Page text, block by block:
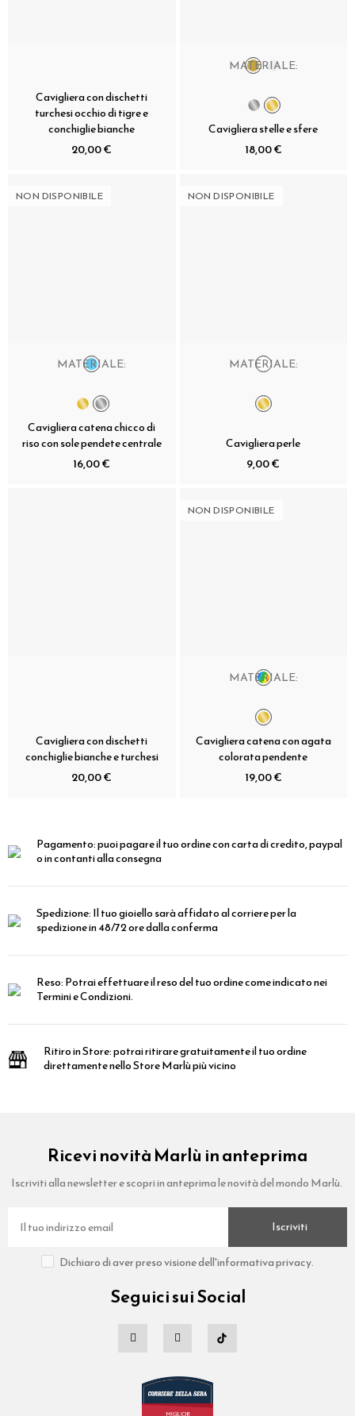
Cavigliera con dischetti
turchesi occhio di tigre e
conchiglie bianche
20,00 €
MATERIALE:
Cavigliera stelle e sfere
18,00 €
NON DISPONIBILE
MATERIALE:
Cavigliera catena chicco di
riso con sole pendete centrale
16,00 €
NON DISPONIBILE
MATERIALE:
Cavigliera perle
9,00 €
Cavigliera con dischetti
conchiglie bianche e turchesi
20,00 €
NON DISPONIBILE
MATERIALE:
Cavigliera catena con agata
colorata pendente
19,00 €
Pagamento:puoi pagare il tuo ordine con carta di credito, paypal
o in contanti alla consegna
Spedizione:Il tuo gioiello sarà affidato al corriere per la
spedizione in 48/72 ore dalla conferma
Reso:Potrai effettuare il reso del tuo ordine come indicato nei
Termini e Condizioni.
Ritiro in Store:potrai ritirare gratuitamente il tuo ordine
direttamente nello Store Marlù più vicino
Ricevi novità Marlù in anteprima
Iscriviti alla newsletter e scopri in anteprima le novità del mondo Marlù.
Iscriviti
Dichiaro di aver preso visione dell'informativa privacy.
Seguici sui Social